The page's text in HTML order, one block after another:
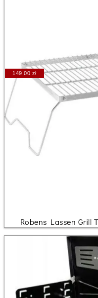
149.00 zł
Robens Lassen Grill